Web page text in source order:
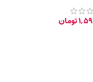
تومان